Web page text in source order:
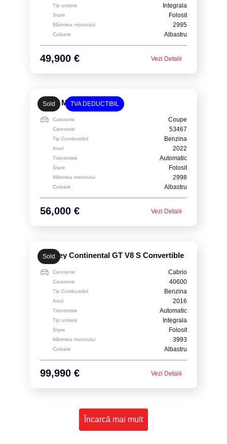
Tip unitate Integrala
Stare Folosit
Mărimea motorului 2995
Culoare Albastru
49,900 € Vezi Detalii
Sold TVA DEDUCTIBIL
BMW M440i
Caroserie Coupe
Caroserie 53467
Tip Combustibil Benzina
Anul 2022
Transmisie Automatic
Stare Folosit
Mărimea motorului 2998
Culoare Albastru
56,000 € Vezi Detalii
Sold
Bentley Continental GT V8 S Convertible
Caroserie Cabrio
Caroserie 40600
Tip Combustibil Benzina
Anul 2016
Transmisie Automatic
Tip unitate Integrala
Stare Folosit
Mărimea motorului 3993
Culoare Albastru
99,990 € Vezi Detalii
Încarcă mai mult